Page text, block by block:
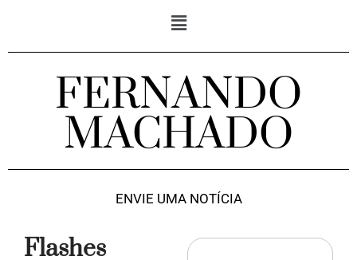
FERNANDO
MACHADO
ENVIE UMA NOTÍCIA
Flashes